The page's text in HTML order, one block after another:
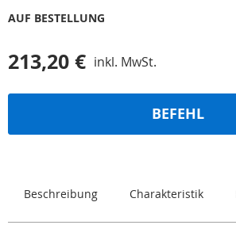
213,20 € inkl. MwSt.
AUF BESTELLUNG
BEFEHL
Beschreibung Charakteristik